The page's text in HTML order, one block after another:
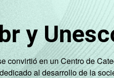
y
convirtió en un Centro de
al desarrollo de la